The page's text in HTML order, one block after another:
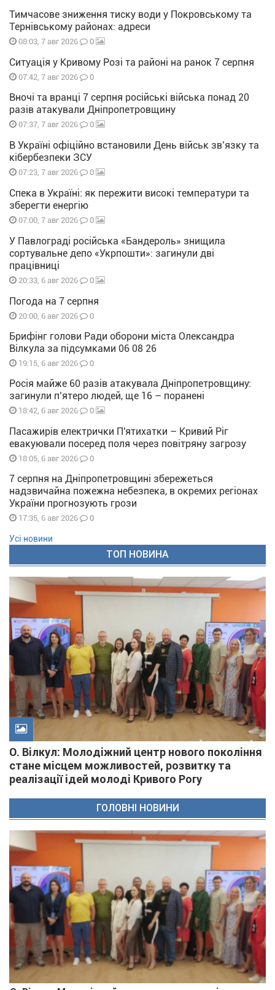
Тимчасове зниження тиску води у Покровському та
Тернівському районах: адреси
08:03, 7 авг 2026 0
Ситуація у Кривому Розі та районі на ранок 7 серпня
07:42, 7 авг 2026 0
Вночі та вранці 7 серпня російські війська понад 20
разів атакували Дніпропетровщину
07:37, 7 авг 2026 0
В Україні офіційно встановили День військ зв’язку та
кібербезпеки ЗСУ
07:23, 7 авг 2026 0
Спека в Україні: як пережити високі температури та
зберегти енергію
07:00, 7 авг 2026 0
У Павлограді російська «Бандероль» знищила
сортувальне депо «Укрпошти»: загинули дві
працівниці
20:33, 6 авг 2026 0
Погода на 7 серпня
20:00, 6 авг 2026 0
Брифінг голови Ради оборони міста Олександра
Вілкула за підсумками 06 08 26
19:15, 6 авг 2026 0
Росія майже 60 разів атакувала Дніпропетровщину:
загинули п’ятеро людей, ще 16 – поранені
18:42, 6 авг 2026 0
Пасажирів електрички П'ятихатки – Кривий Ріг
евакуювали посеред поля через повітряну загрозу
18:05, 6 авг 2026 0
7 серпня на Дніпропетровщині збережеться
надзвичайна пожежна небезпека, в окремих регіонах
України прогнозують грози
17:35, 6 авг 2026 0
Усі новини
ТОП НОВИНА
О. Вілкул: Молодіжний центр нового покоління
стане місцем можливостей, розвитку та
реалізації ідей молоді Кривого Рогу
ГОЛОВНІ НОВИНИ